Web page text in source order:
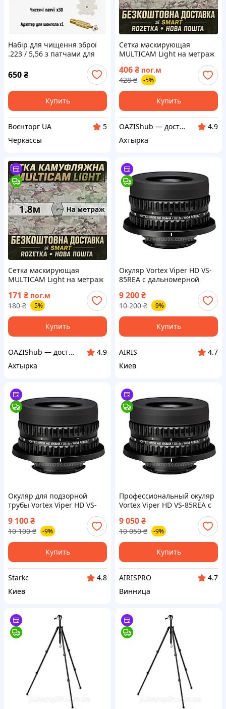
Набір для чищення зброї
.223 / 5,56 з патчами для
чищення затворної групи
650₴
Купить
Воєнторг UA
5
Черкассы
Сетка маскирующая
MULTICAM Light на метраж
406₴ пог.м
428 ₴ -5%
Купить
OAZIShub — доступные цены и широкий ассортимент
4.9
Ахтырка
Сетка маскирующая
MULTICAM Light на метраж
171 ₴ пог.м
180 ₴ -5%
Купить
OAZIShub — доступные цены и широкий ассортимент
4.9
Ахтырка
Окуляр Vortex Viper HD VS-
85REA с дальномерной
сеткой MOA для подзорной
трубы Viper HD 20-60x85
сменный премиум
оригинал
9 200₴
10 200 ₴ -9%
Купить
AIRIS
4.7
Киев
Окуляр для подзорной
трубы Vortex Viper HD VS-
85REA дальномерная сетка
MOA фиксированный 33.5x
сменный премиум
оригинал
9 100₴
10 100 ₴ -9%
Купить
Starkс
4.8
Киев
Профессиональный окуляр
Vortex Viper HD VS-85REA с
сеткой MOA для подзорной
трубы 20-60x85 сменный
оригинальный аксессуар
9 050₴
10 050 ₴ -9%
Купить
AIRISPRO
4.7
Винница